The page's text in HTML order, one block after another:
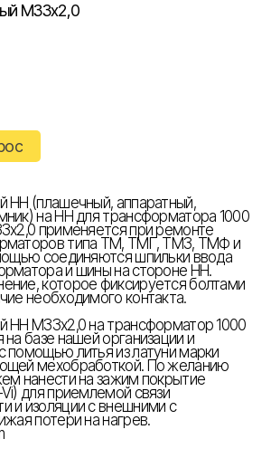
М33х2,0
НН (плашечный, аппаратный,
на НН для трансформатора 1000
применяется при ремонте
типа ТМ, ТМГ, ТМЗ, ТМФ и
соединяются шпильки ввода
и шины на стороне НН.
которое фиксируется болтами
необходимого контакта.
НН М33х2,0 на трансформатор 1000
на базе нашей организации и
помощью литья из латуни марки
мехобработкой. По желанию
нанести на зажим покрытие
для приемлемой связи
и изоляции с внешними с
потери на нагрев.